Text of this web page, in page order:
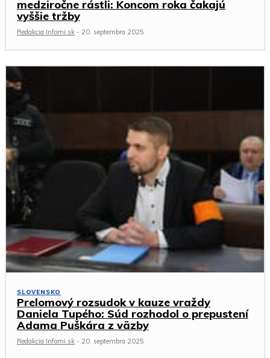
medziročne rástli: Koncom roka čakajú
vyššie tržby
Redakcia Infomi.sk - 20. septembra 2025
SLOVENSKO
Prelomový rozsudok v kauze vraždy
Daniela Tupého: Súd rozhodol o prepustení
Adama Puškára z väzby
Redakcia Infomi.sk - 20. septembra 2025